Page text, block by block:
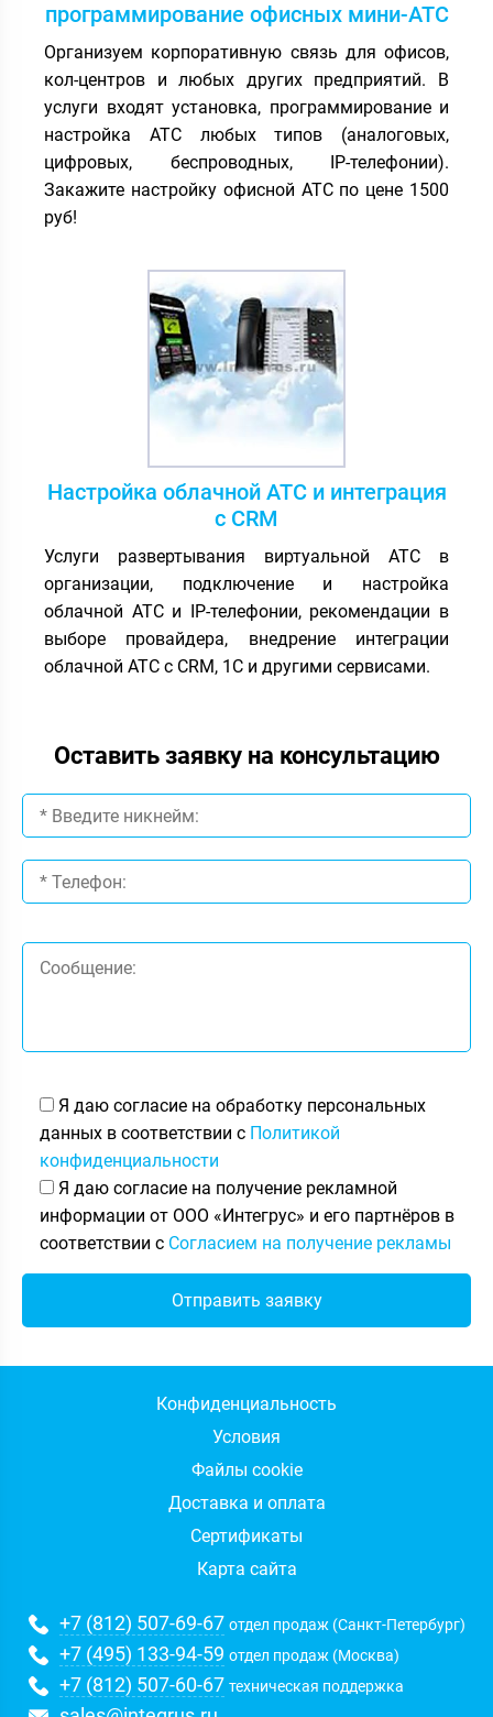
программирование офисных мини-АТС
Организуем корпоративную связь для офисов,
кол-центров и любых других предприятий. В
услуги входят установка, программирование и
настройка АТС любых типов (аналоговых,
цифровых, беспроводных, IP-телефонии).
Закажите настройку офисной АТС по цене 1500
руб!
Настройка облачной АТС и интеграция
с CRM
Услуги развертывания виртуальной АТС в
организации, подключение и настройка
облачной АТС и IP-телефонии, рекомендации в
выборе провайдера, внедрение интеграции
облачной АТС с CRM, 1С и другими сервисами.
Оставить заявку на консультацию
Я даю согласие на обработку персональных
данных в соответствии с Политикой
конфиденциальности
Я даю согласие на получение рекламной
информации от ООО «Интегрус» и его партнёров в
соответствии с Согласием на получение рекламы
Конфиденциальность
Условия
Файлы cookie
Доставка и оплата
Сертификаты
Карта сайта
+7 (812) 507-69-67 отдел продаж (Санкт-Петербург)
+7 (495) 133-94-59 отдел продаж (Москва)
+7 (812) 507-60-67 техническая поддержка